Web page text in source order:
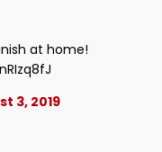
at home!
3, 2019